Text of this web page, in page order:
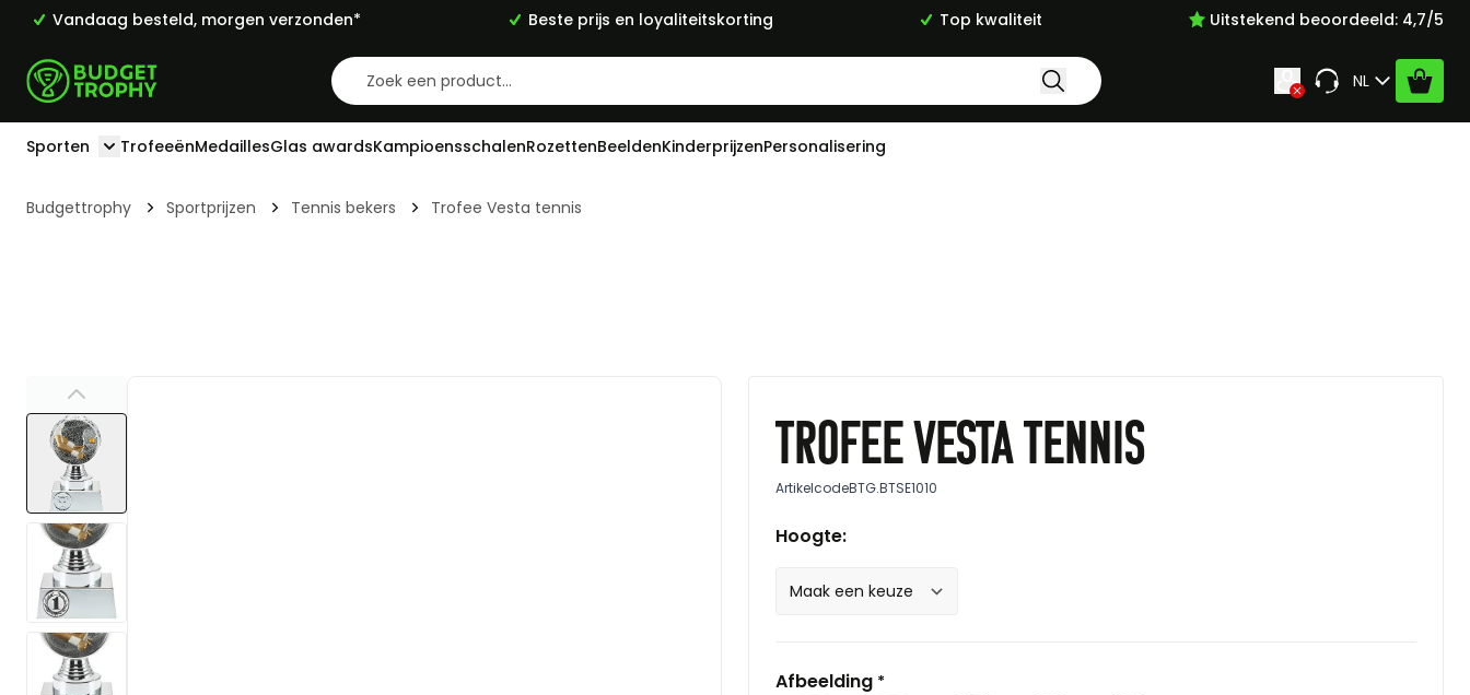
Vandaag besteld, morgen verzonden* Beste prijs en loyaliteitskorting Top kwaliteit Uitstekend beoordeeld: 4,7/5
Taal
NL
Sporten Toggle submenu for Sporten
TrofeeënMedaillesGlas awardsKampioensschalenRozettenBeeldenKinderprijzenPersonalisering
Budgettrophy Sportprijzen Tennis bekers Trofee Vesta tennis
View larger image
View larger image
View larger image
Trofee Vesta tennis
ArtikelcodeBTG.BTSE1010
Hoogte:
Afbeelding *